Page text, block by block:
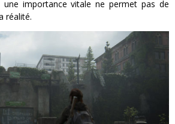
une importance vitale ne permet pas de
réalité.